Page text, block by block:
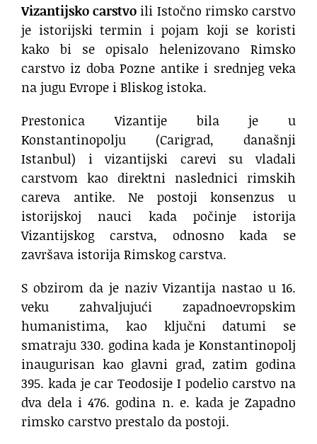
Vizantijsko carstvo ili Istočno rimsko carstvo
je istorijski termin i pojam koji se koristi
kako bi se opisalo helenizovano Rimsko
carstvo iz doba Pozne antike i srednjeg veka
na jugu Evrope i Bliskog istoka.
Prestonica Vizantije bila je u
Konstantinopolju (Carigrad, današnji
Istanbul) i vizantijski carevi su vladali
carstvom kao direktni naslednici rimskih
careva antike. Ne postoji konsenzus u
istorijskoj nauci kada počinje istorija
Vizantijskog carstva, odnosno kada se
završava istorija Rimskog carstva.
S obzirom da je naziv Vizantija nastao u 16.
veku zahvaljujući zapadnoevropskim
humanistima, kao ključni datumi se
smatraju 330. godina kada je Konstantinopolj
inaugurisan kao glavni grad, zatim godina
395. kada je car Teodosije I podelio carstvo na
dva dela i 476. godina n. e. kada je Zapadno
rimsko carstvo prestalo da postoji.